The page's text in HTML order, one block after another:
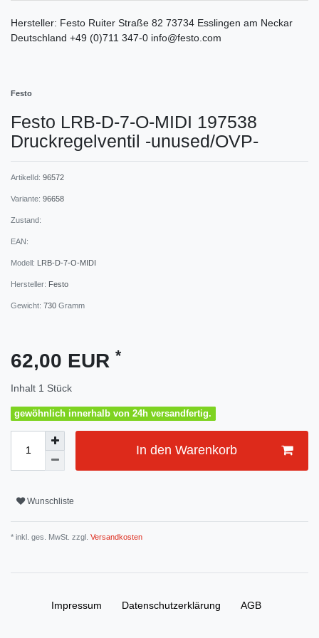
Hersteller: Festo Ruiter Straße 82 73734 Esslingen am Neckar
Deutschland +49 (0)711 347-0 info@festo.com
Festo
Festo LRB-D-7-O-MIDI 197538
Druckregelventil -unused/OVP-
ArtikelId: 96572
Variante: 96658
Zustand:
EAN:
Modell: LRB-D-7-O-MIDI
Hersteller: Festo
Gewicht: 730 Gramm
62,00 EUR *
Inhalt 1 Stück
gewöhnlich innerhalb von 24h versandfertig.
In den Warenkorb
Wunschliste
* inkl. ges. MwSt. zzgl. Versandkosten
Impressum Daten­schutz­erklärung AGB